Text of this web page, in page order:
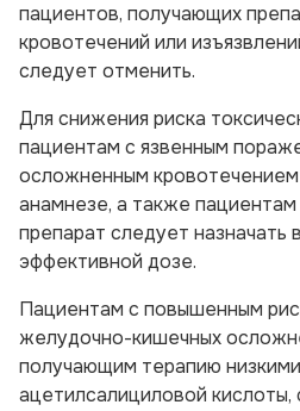
пациентов, получающих
кровотечений или
следует отменить.
Для снижения риска
пациентам с язвенным
осложненным
анамнезе, а также
препарат следует назначать
эффективной дозе.
Пациентам с повышенным
желудочно-кишечных
получающим терапию
ацетилсалициловой кислоты,